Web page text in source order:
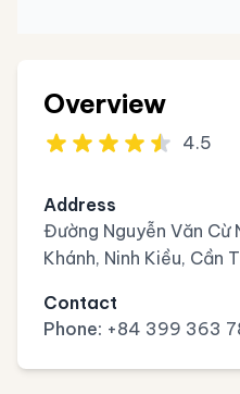
Overview
4.5
Address
Đường Nguyễn Văn Cừ
Khánh, Ninh Kiều,
Contact
Phone: +84 399 363